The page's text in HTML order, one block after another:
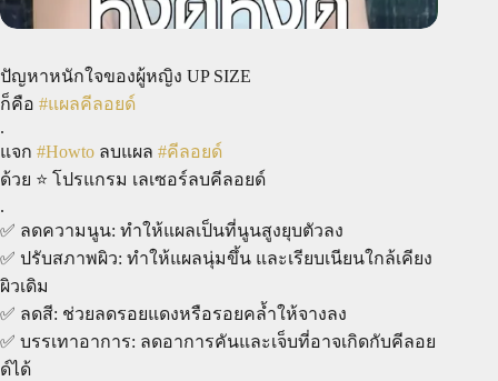
ปัญหาหนักใจของผู้หญิง UP SIZE
ก็คือ #แผลคีลอยด์
.
แจก #Howto ลบแผล #คีลอยด์
ด้วย ⭐ โปรแกรม เลเซอร์ลบคีลอยด์
.
✅ ลดความนูน: ทำให้แผลเป็นที่นูนสูงยุบตัวลง
✅ ปรับสภาพผิว: ทำให้แผลนุ่มขึ้น และเรียบเนียนใกล้เคียง
ผิวเดิม
✅ ลดสี: ช่วยลดรอยแดงหรือรอยคล้ำให้จางลง
✅ บรรเทาอาการ: ลดอาการคันและเจ็บที่อาจเกิดกับคีลอย
ด์ได้